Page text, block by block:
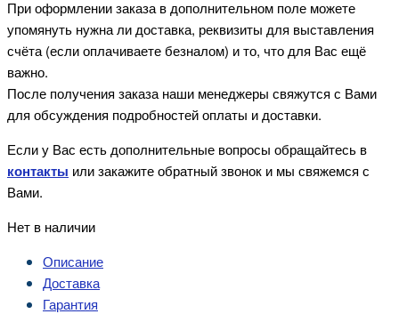
При оформлении заказа в дополнительном поле можете
упомянуть нужна ли доставка, реквизиты для выставления
счёта (если оплачиваете безналом) и то, что для Вас ещё
важно.
После получения заказа наши менеджеры свяжутся с Вами
для обсуждения подробностей оплаты и доставки.
Если у Вас есть дополнительные вопросы обращайтесь в
контакты или закажите обратный звонок и мы свяжемся с
Вами.
Нет в наличии
Описание
Доставка
Гарантия